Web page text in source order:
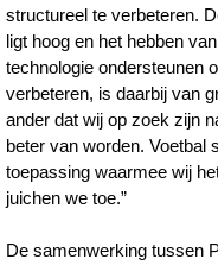
structureel te verbeteren.
ligt hoog en het hebben
technologie ondersteunen
verbeteren, is daarbij van
ander dat wij op zoek zijn
beter van worden. Voetbal
toepassing waarmee wij
juichen we toe.”
De samenwerking tussen